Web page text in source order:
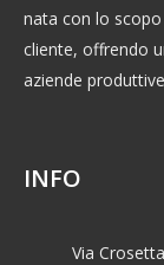
nata con lo
cliente, offrendo
aziende
INFO
Via